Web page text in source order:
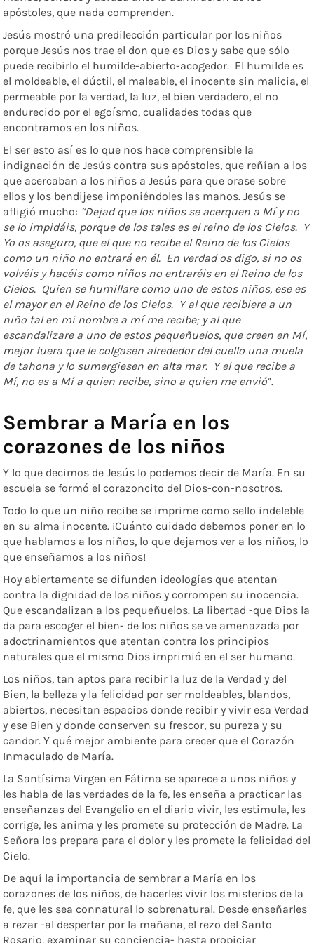
apóstoles, que nada comprenden.
Jesús mostró una predilección particular por los niños
porque Jesús nos trae el don que es Dios y sabe que sólo
puede recibirlo el humilde-abierto-acogedor. El humilde es
el moldeable, el dúctil, el maleable, el inocente sin malicia, el
permeable por la verdad, la luz, el bien verdadero, el no
endurecido por el egoísmo, cualidades todas que
encontramos en los niños.
El ser esto así es lo que nos hace comprensible la
indignación de Jesús contra sus apóstoles, que reñían a los
que acercaban a los niños a Jesús para que orase sobre
ellos y los bendijese imponiéndoles las manos. Jesús se
afligió mucho: “Dejad que los niños se acerquen a Mí y no
se lo impidáis, porque de los tales es el reino de los Cielos. Y
Yo os aseguro, que el que no recibe el Reino de los Cielos
como un niño no entrará en él. En verdad os digo, si no os
volvéis y hacéis como niños no entraréis en el Reino de los
Cielos. Quien se humillare como uno de estos niños, ese es
el mayor en el Reino de los Cielos. Y al que recibiere a un
niño tal en mi nombre a mí me recibe; y al que
escandalizare a uno de estos pequeñuelos, que creen en Mí,
mejor fuera que le colgasen alrededor del cuello una muela
de tahona y lo sumergiesen en alta mar. Y el que recibe a
Mí, no es a Mí a quien recibe, sino a quien me envió”.
Sembrar a María en los
corazones de los niños
Y lo que decimos de Jesús lo podemos decir de María. En su
escuela se formó el corazoncito del Dios-con-nosotros.
Todo lo que un niño recibe se imprime como sello indeleble
en su alma inocente. ¡Cuánto cuidado debemos poner en lo
que hablamos a los niños, lo que dejamos ver a los niños, lo
que enseñamos a los niños!
Hoy abiertamente se difunden ideologías que atentan
contra la dignidad de los niños y corrompen su inocencia.
Que escandalizan a los pequeñuelos. La libertad -que Dios la
da para escoger el bien- de los niños se ve amenazada por
adoctrinamientos que atentan contra los principios
naturales que el mismo Dios imprimió en el ser humano.
Los niños, tan aptos para recibir la luz de la Verdad y del
Bien, la belleza y la felicidad por ser moldeables, blandos,
abiertos, necesitan espacios donde recibir y vivir esa Verdad
y ese Bien y donde conserven su frescor, su pureza y su
candor. Y qué mejor ambiente para crecer que el Corazón
Inmaculado de María.
La Santísima Virgen en Fátima se aparece a unos niños y
les habla de las verdades de la fe, les enseña a practicar las
enseñanzas del Evangelio en el diario vivir, les estimula, les
corrige, les anima y les promete su protección de Madre. La
Señora los prepara para el dolor y les promete la felicidad del
Cielo.
De aquí la importancia de sembrar a María en los
corazones de los niños, de hacerles vivir los misterios de la
fe, que les sea connatural lo sobrenatural. Desde enseñarles
a rezar -al despertar por la mañana, el rezo del Santo
Rosario, examinar su conciencia- hasta propiciar